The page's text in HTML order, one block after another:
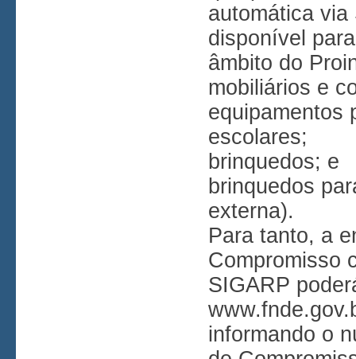
automática
disponível
âmbito do
mobiliários e
equipamentos
escolares;
brinquedos; e
brinquedos
externa).
Para tanto, a
Compromisso
SIGARP
informando o